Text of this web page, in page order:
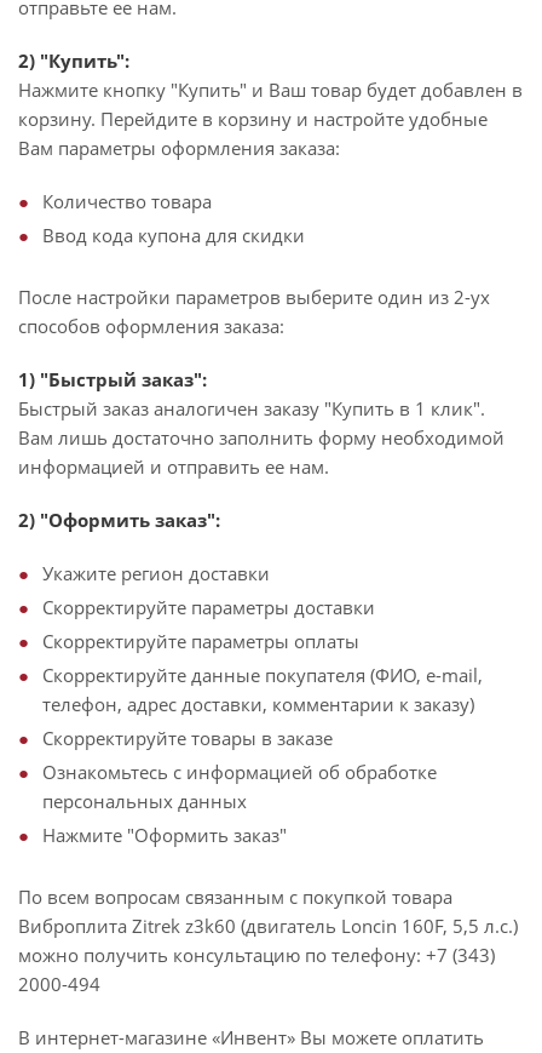
отправьте ее нам.
2) "Купить":
Нажмите кнопку "Купить" и Ваш товар будет добавлен в
корзину. Перейдите в корзину и настройте удобные
Вам параметры оформления заказа:
Количество товара
Ввод кода купона для скидки
После настройки параметров выберите один из 2-ух
способов оформления заказа:
1) "Быстрый заказ":
Быстрый заказ аналогичен заказу "Купить в 1 клик".
Вам лишь достаточно заполнить форму необходимой
информацией и отправить ее нам.
2) "Оформить заказ":
Укажите регион доставки
Скорректируйте параметры доставки
Скорректируйте параметры оплаты
Скорректируйте данные покупателя (ФИО, e-mail,
телефон, адрес доставки, комментарии к заказу)
Скорректируйте товары в заказе
Ознакомьтесь с информацией об обработке
персональных данных
Нажмите "Оформить заказ"
По всем вопросам связанным с покупкой товара
Виброплита Zitrek z3k60 (двигатель Loncin 160F, 5,5 л.с.)
можно получить консультацию по телефону: +7 (343)
2000-494
В интернет-магазине «Инвент» Вы можете оплатить